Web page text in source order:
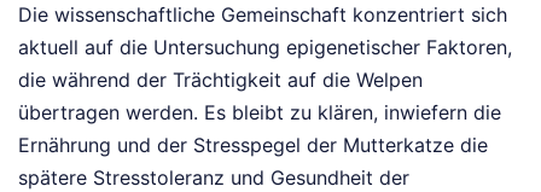
Die wissenschaftliche Gemeinschaft konzentriert sich
aktuell auf die Untersuchung epigenetischer Faktoren,
die während der Trächtigkeit auf die Welpen
übertragen werden. Es bleibt zu klären, inwiefern die
Ernährung und der Stresspegel der Mutterkatze die
spätere Stresstoleranz und Gesundheit der